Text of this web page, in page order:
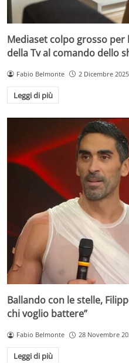
Mediaset colpo grosso
della Tv al comando dello
Fabio Belmonte 2 Dicembre 2025
Leggi di più
Ballando con le stelle,
chi voglio battere”
Fabio Belmonte 28 Novembre
Leggi di più